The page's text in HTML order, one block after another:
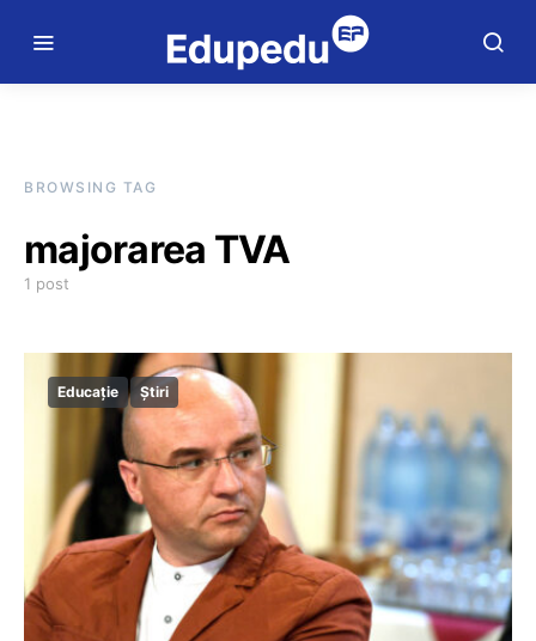
BROWSING TAG
majorarea TVA
1 post
Educație Știri